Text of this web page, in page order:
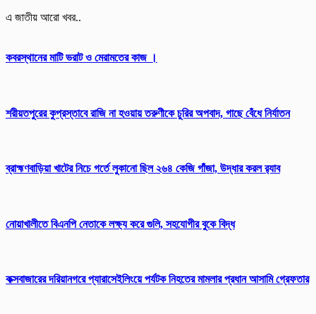
এ জাতীয় আরো খবর..
কবরস্থানের মাটি ভরাট ও মেরামতের কাজ ।
শরীয়তপুরের কুপ্রস্তাবে রাজি না হওয়ায় তরুণীকে চুরির অপবাদ, গাছে বেঁধে নির্যাতন
ব্রাহ্মণবাড়িয়া খাটের নিচে গর্তে লুকানো ছিল ২৬৪ কেজি গাঁজা, উদ্ধার করল র‍্যাব
নোয়াখালীতে বিএনপি নেতাকে লক্ষ্য করে গুলি, সহযোগীর বুকে বিদ্ধ
কক্সবাজারের দরিয়ানগরে প্যারাসেইলিংয়ে পর্যটক নিহতের মামলার প্রধান আসামি গ্রেফতার